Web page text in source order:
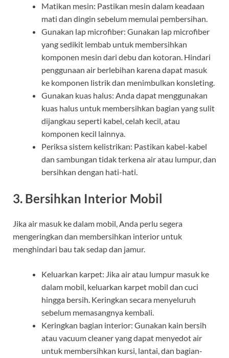
Matikan mesin: Pastikan mesin dalam keadaan
mati dan dingin sebelum memulai pembersihan.
Gunakan lap microfiber: Gunakan lap microfiber
yang sedikit lembab untuk membersihkan
komponen mesin dari debu dan kotoran. Hindari
penggunaan air berlebihan karena dapat masuk
ke komponen listrik dan menimbulkan konsleting.
Gunakan kuas halus: Anda dapat menggunakan
kuas halus untuk membersihkan bagian yang sulit
dijangkau seperti kabel, celah kecil, atau
komponen kecil lainnya.
Periksa sistem kelistrikan: Pastikan kabel-kabel
dan sambungan tidak terkena air atau lumpur, dan
bersihkan dengan hati-hati.
3. Bersihkan Interior Mobil
Jika air masuk ke dalam mobil, Anda perlu segera
mengeringkan dan membersihkan interior untuk
menghindari bau tak sedap dan jamur.
Keluarkan karpet: Jika air atau lumpur masuk ke
dalam mobil, keluarkan karpet mobil dan cuci
hingga bersih. Keringkan secara menyeluruh
sebelum memasangnya kembali.
Keringkan bagian interior: Gunakan kain bersih
atau vacuum cleaner yang dapat menyedot air
untuk membersihkan kursi, lantai, dan bagian-